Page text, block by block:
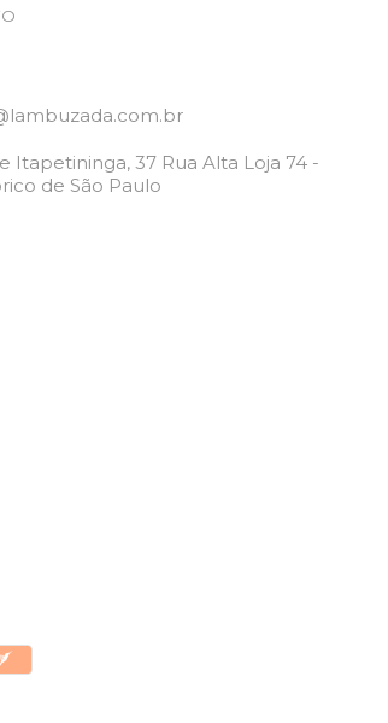
Itapetininga, 37 Rua Alta Loja 74 -
de São Paulo